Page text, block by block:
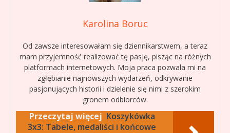
Karolina Boruc
Od zawsze interesowałam się dziennikarstwem, a teraz
mam przyjemność realizować tę pasję, pisząc na różnych
platformach internetowych. Moja praca pozwala mi na
zgłębianie najnowszych wydarzeń, odkrywanie
pasjonujących historii i dzielenie się nimi z szerokim
gronem odbiorców.
Przeczytaj więcej Koszykówka
3x3: Tabele, medaliści i końcowe